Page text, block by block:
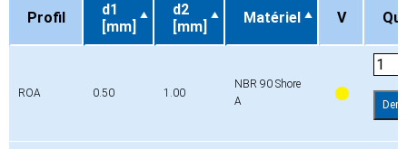
Profil
d1
[mm]
d2
[mm]
Matériel V
ROA 0.50 1.00
NBR 90 Shore
A